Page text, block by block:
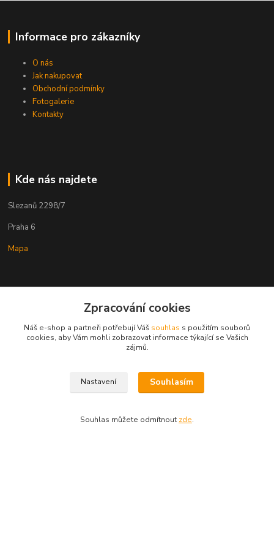
Informace pro zákazníky
O nás
Jak nakupovat
Obchodní podmínky
Fotogalerie
Kontakty
Kde nás najdete
Slezanů 2298/7
Praha 6
Mapa
Kontakty
+420602541312
Zpracování cookies
Náš e-shop a partneři potřebují Váš souhlas s použitím souborů
cookies, aby Vám mohli zobrazovat informace týkající se Vašich
zájmů.
Nastavení Souhlasím
Souhlas můžete odmítnout zde.